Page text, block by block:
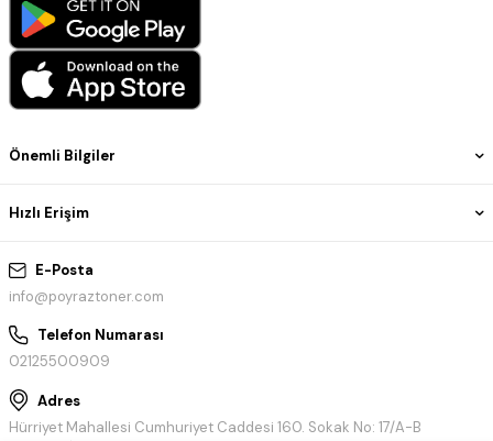
E-Posta
info@poyraztoner.com
Telefon Numarası
02125500909
Adres
Hürriyet Mahallesi Cumhuriyet Caddesi 160. Sokak No: 17/A-B
Önemli Bilgiler
Hızlı Erişim